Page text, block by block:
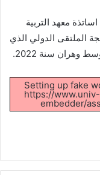
معهد التربية
الملتقى الدولي الذي
وهران سنة 2022.
Setting up fake
https://
embedder/